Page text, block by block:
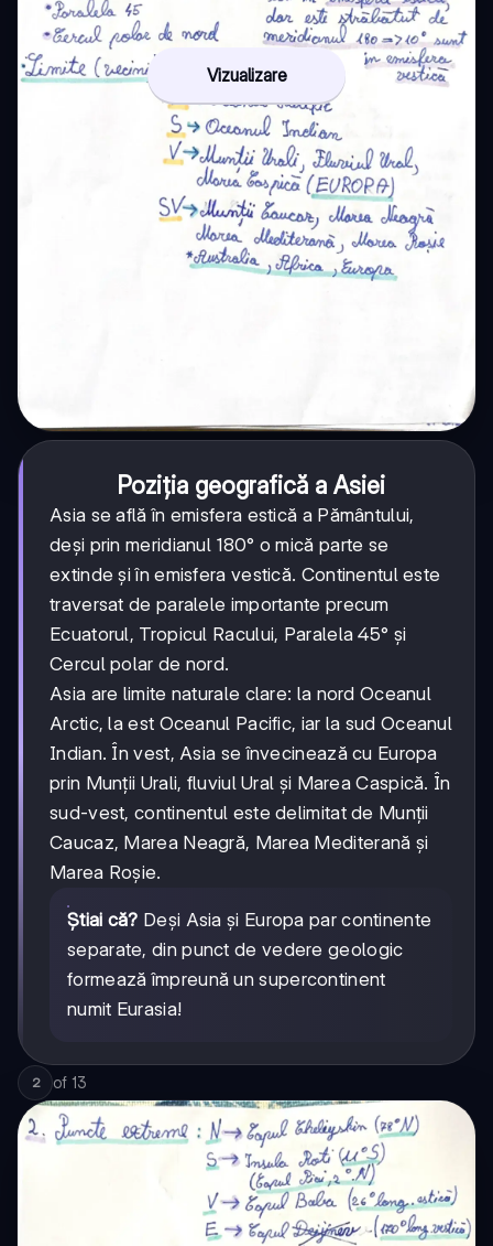
Vizualizare
Poziția geografică a Asiei
Asia se află în emisfera estică a Pământului,
deși prin meridianul 180° o mică parte se
extinde și în emisfera vestică. Continentul este
traversat de paralele importante precum
Ecuatorul, Tropicul Racului, Paralela 45° și
Cercul polar de nord.
Asia are limite naturale clare: la nord Oceanul
Arctic, la est Oceanul Pacific, iar la sud Oceanul
Indian. În vest, Asia se învecinează cu Europa
prin Munții Urali, fluviul Ural și Marea Caspică. În
sud-vest, continentul este delimitat de Munții
Caucaz, Marea Neagră, Marea Mediterană și
Marea Roșie.
Știai că? Deși Asia și Europa par continente
separate, din punct de vedere geologic
formează împreună un supercontinent
numit Eurasia!
2 of 13